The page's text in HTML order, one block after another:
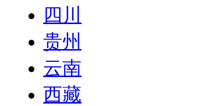
四川
贵州
云南
西藏